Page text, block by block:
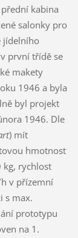
kabina
salonky pro
jídelního
první třídě se
makety
1946 a byla
byl projekt
1946. Dle
) mít
hmotnost
kg, rychlost
v přízemní
s max.
prototypu
na 1.